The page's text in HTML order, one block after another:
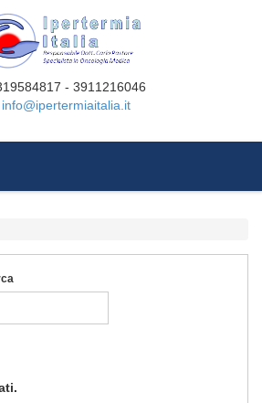
- 3911216046
info@ipertermiaitalia.it